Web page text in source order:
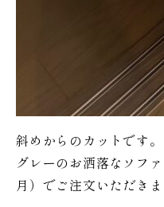
斜めからのカットです。
グレーのお洒落なソフ
月）でご注文いただきま